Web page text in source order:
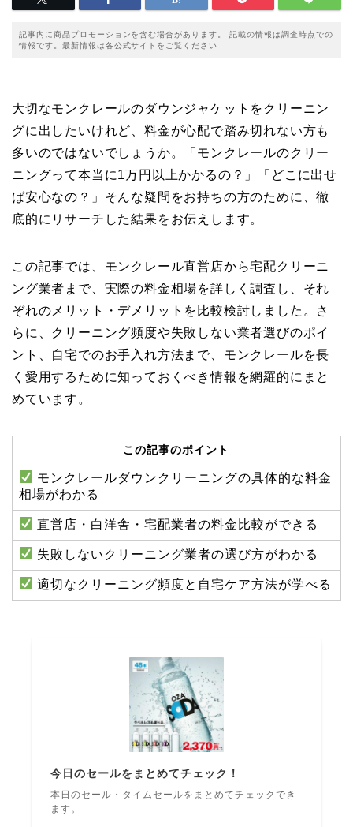
記事内に商品プロモーションを含む場合があります。 記載の情報は調査時点での
情報です。最新情報は各公式サイトをご覧ください
大切なモンクレールのダウンジャケットをクリーニン
グに出したいけれど、料金が心配で踏み切れない方も
多いのではないでしょうか。「モンクレールのクリー
ニングって本当に1万円以上かかるの？」「どこに出せ
ば安心なの？」そんな疑問をお持ちの方のために、徹
底的にリサーチした結果をお伝えします。
この記事では、モンクレール直営店から宅配クリーニ
ング業者まで、実際の料金相場を詳しく調査し、それ
ぞれのメリット・デメリットを比較検討しました。さ
らに、クリーニング頻度や失敗しない業者選びのポイ
ント、自宅でのお手入れ方法まで、モンクレールを長
く愛用するために知っておくべき情報を網羅的にまと
めています。
この記事のポイント
モンクレールダウンクリーニングの具体的な料金
相場がわかる
直営店・白洋舎・宅配業者の料金比較ができる
失敗しないクリーニング業者の選び方がわかる
適切なクリーニング頻度と自宅ケア方法が学べる
今日のセールをまとめてチェック！
本日のセール・タイムセールをまとめてチェックでき
ます。